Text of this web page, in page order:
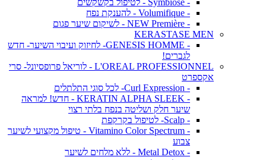
- Symbiose - לטיפול בקשקשים
- Volumifique - להענקת נפח
- NEW Première - לשיקום שיער פגום
KERASTASE MEN
- GENESIS HOMME- לחיזוק ועיבוי השיער- חדש
לגברים!
L'OREAL PROFESSIONNEL - לוריאל פרופסיונל- סרי
אקספרט
- Curl Expression- לכל סוגי התלתלים
- KERATIN ALPHA SLEEK - חדש! למראה
שיער חלק ושליטה בנפח בלתי רצוי
- Scalp- לטיפול בקרקפת
- Vitamino Color Spectrum - טיפול מקצועי לשיער
צבוע
- Metal Detox - ללא מלחים לשיער